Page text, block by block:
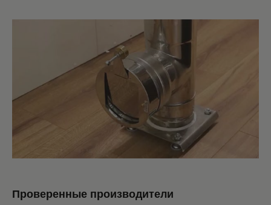
Проверенные производители